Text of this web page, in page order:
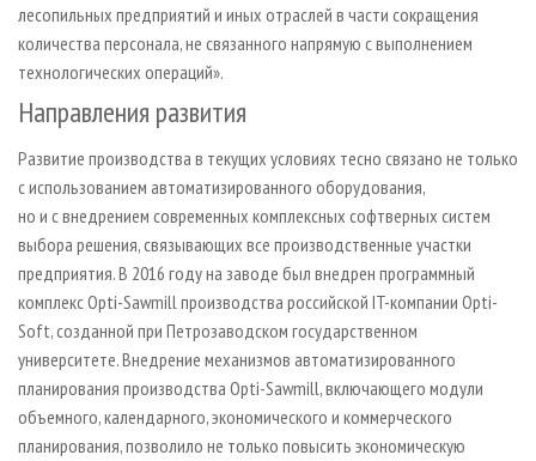
лесопильных предприятий и иных отраслей в части сокращения
количества персонала, не связанного напрямую с выполнением
технологических операций».
Направления развития
Развитие производства в текущих условиях тесно связано не только
с использованием автоматизированного оборудования,
но и с внедрением современных комплексных софтверных систем
выбора решения, связывающих все производственные участки
предприятия. В 2016 году на заводе был внедрен программный
комплекс Opti-Sawmill производства российской IT-компании Opti-
Soft, созданной при Петрозаводском государственном
университете. Внедрение механизмов автоматизированного
планирования производства Opti-Sawmill, включающего модули
объемного, календарного, экономического и коммерческого
планирования, позволило не только повысить экономическую